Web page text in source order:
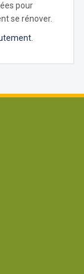
pour
se rénover.